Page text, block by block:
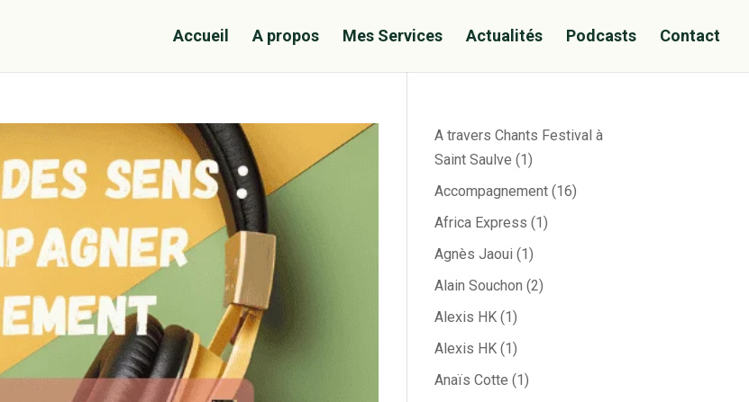
Accueil A propos Mes Services Actualités Podcasts Contact
A travers Chants Festival à
Saint Saulve (1)
Accompagnement(16)
Africa Express (1)
Agnès Jaoui (1)
Alain Souchon (2)
Alexis HK(1)
Alexis HK(1)
Anaïs Cotte (1)